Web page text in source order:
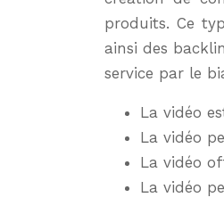
produits. Ce
ainsi des
service par le
La vidéo
La vidéo
La vidéo
La vidéo